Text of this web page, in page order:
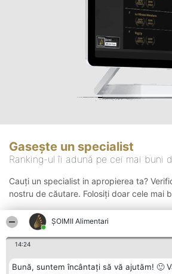
ŞOIMII Alimentari
14:24
Bună, suntem încântați să vă ajutăm! 🙂
Gasește un specialist
Ranking-ul îi adună pe cei mai buni
Cauți un specialist in apropierea ta?
nostru de căutare. Folosiți doar cele mai